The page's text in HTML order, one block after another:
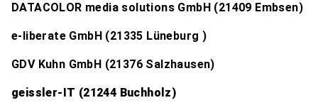
DATACOLOR media solutions GmbH (21409 Embsen)
e-liberate GmbH (21335 Lüneburg )
GDV Kuhn GmbH (21376 Salzhausen)
geissler-IT (21244 Buchholz)